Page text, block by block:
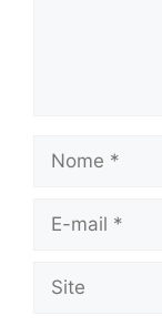
Nome
Site